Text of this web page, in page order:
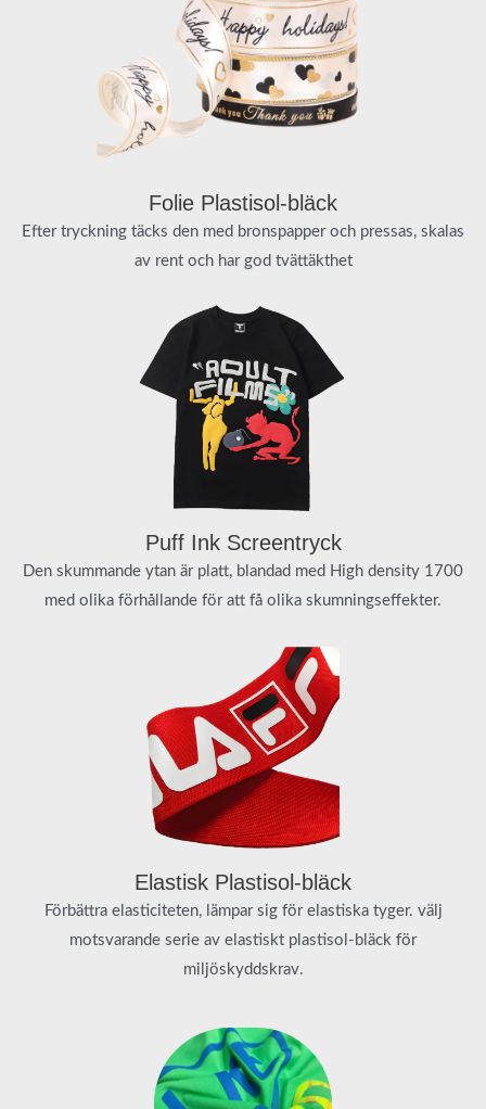
Folie Plastisol-bläck
Efter tryckning täcks den med bronspapper och pressas, skalas
av rent och har god tvättäkthet
Puff Ink Screentryck
Den skummande ytan är platt, blandad med High density 1700
med olika förhållande för att få olika skumningseffekter.
Elastisk Plastisol-bläck
Förbättra elasticiteten, lämpar sig för elastiska tyger. välj
motsvarande serie av elastiskt plastisol-bläck för
miljöskyddskrav.